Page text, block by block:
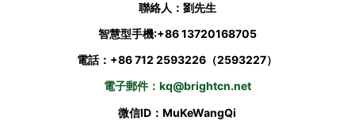
聯絡人：劉先生
智慧型手機:+86 13720168705
電話：+86 712 2593226（2593227）
電子郵件：kq@brightcn.net
微信ID：MuKeWangQi